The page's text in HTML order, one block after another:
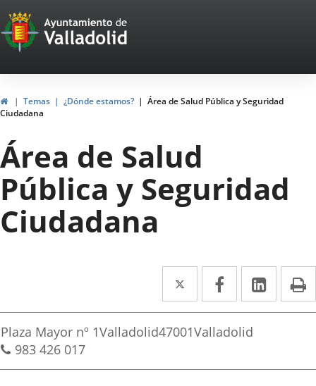
Portal
Web
del
Ayuntamiento
de
Valladolid
HomeTemas ¿Dónde estamos?
Área de Salud Pública y Seguridad
Ciudadana
Área de Salud
Pública y Seguridad
Ciudadana
Twitter
Enlace
a
una
externa.
Facebook
Enlace
a
una
externa.
Enlace
a
Postal
address
Plaza Mayor nº 1Valladolid47001Valladolid
Phones
983 426 017